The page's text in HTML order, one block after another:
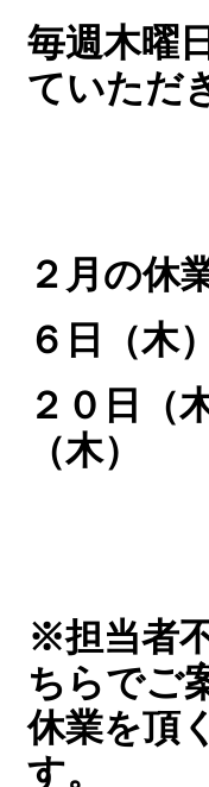
毎週木曜
ていただ
２月の休
６日（木
２０日（
（木）
※担当者
ちらでご
休業を頂
す。